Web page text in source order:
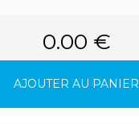
0.00 €
AJOUTER AU PANIER